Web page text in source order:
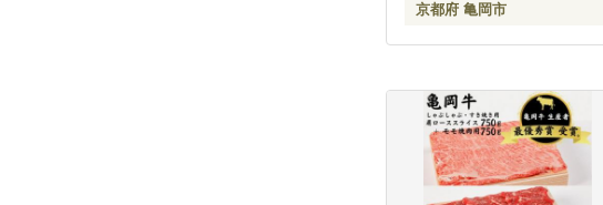
京都府 亀岡市